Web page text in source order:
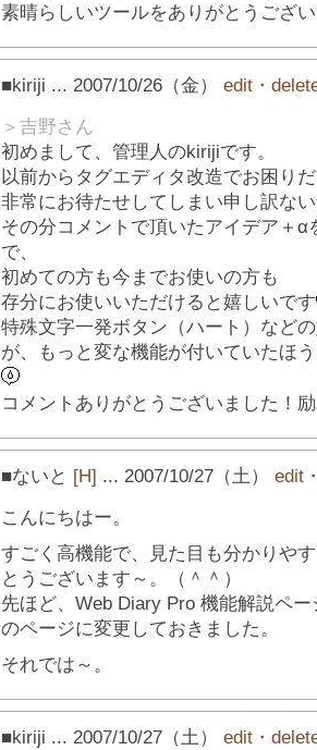
素晴らしいツールをありがとうござ
■kiriji ... 2007/10/26（金） edit・
＞吉野さん
初めまして、管理人のkirijiです。
以前からタグエディタ改造でお困り
非常にお待たせしてしまい申し訳な
その分コメントで頂いたアイデア＋α
で、
初めての方も今までお使いの方も
存分にお使いいただけると嬉しいです
特殊文字一発ボタン（ハート）など
が、もっと変な機能が付いていたほ
コメントありがとうございました！
■ないと [H] ... 2007/10/27（土） edit
こんにちはー。
すごく高機能で、見た目も分かりや
とうございます～。（＾＾）
先ほど、Web Diary Pro 機能解説ペ
のページに変更しておきました。
それでは～。
■kiriji ... 2007/10/27（土） edit・